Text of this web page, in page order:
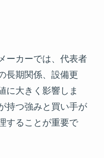
ーカーでは、代表者
長期関係、設備更
に大きく影響しま
持つ強みと買い手が
することが重要で